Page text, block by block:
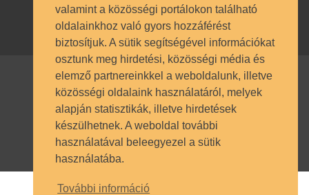
valamint a közösségi portálokon található
oldalainkhoz való gyors hozzáférést
biztosítjuk. A sütik segítségével információkat
osztunk meg hirdetési, közösségi média és
elemző partnereinkkel a weboldalunk, illetve
közösségi oldalaink használatáról, melyek
alapján statisztikák, illetve hirdetések
készülhetnek. A weboldal további
használatával beleegyezel a sütik
használatába.
További információ
© SZÁMALK-Szalézi Technikum és
Szakgimnázium 2017. Minden jog
fenntartva.